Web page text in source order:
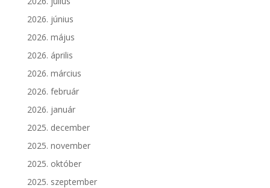
2026. június
2026. május
2026. április
2026. március
2026. február
2026. január
2025. december
2025. november
2025. október
2025. szeptember